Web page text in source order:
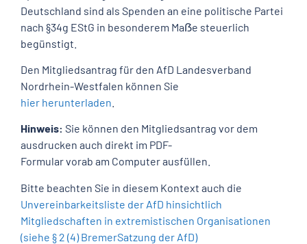
Deutschland sind als Spenden an eine politische Partei
nach §34g EStG in besonderem Maẞe steuerlich
begünstigt.
Den Mitgliedsantrag für den AfD Landesverband
Nordrhein-Westfalen können Sie
hier herunterladen
Hinweis: Sie können den Mitgliedsantrag vor dem
ausdrucken auch direkt im PDF-
Formular vorab am Computer ausfüllen.
Bitte beachten Sie in diesem Kontext auch die
Unvereinbarkeitsliste der AfD hinsichtlich
Mitgliedschaften in extremistischen Organisationen
(siehe § 2 (4) BremerSatzung der AfD)